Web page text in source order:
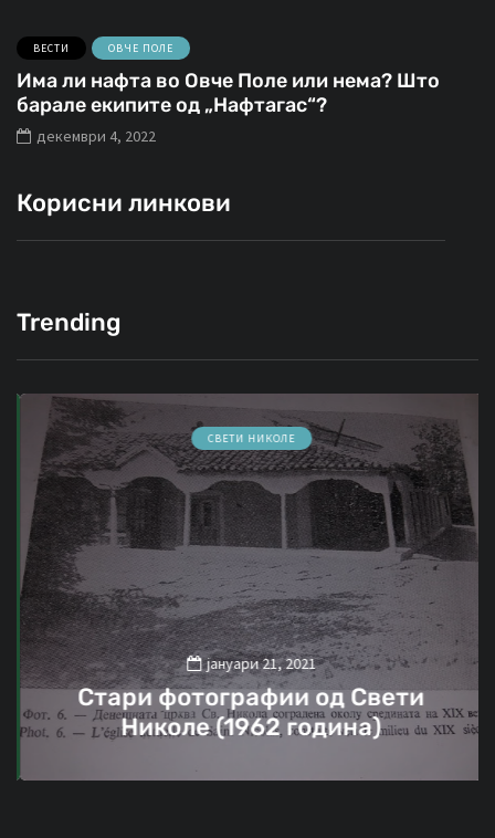
ВЕСТИ ОВЧЕ ПОЛЕ
Има ли нафта во Овче Поле или нема? Што
барале екипите од „Нафтагас“?
декември 4, 2022
Корисни линкови
Trending
СВЕТИ НИКОЛЕ
јануари 21, 2021
Стари фотографии од Свети
Николе (1962 година)